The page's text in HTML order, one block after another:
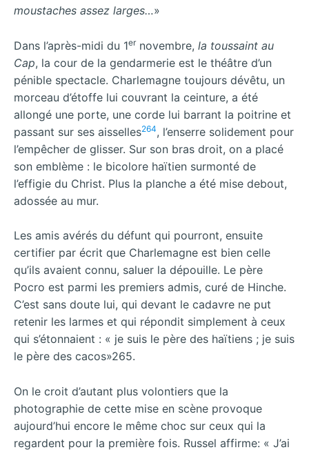
moustaches assez larges…»
Dans l’après-midi du 1er novembre, la toussaint au
Cap, la cour de la gendarmerie est le théâtre d’un
pénible spectacle. Charlemagne toujours dévêtu, un
morceau d’étoffe lui couvrant la ceinture, a été
allongé une porte, une corde lui barrant la poitrine et
passant sur ses aisselles264, l’enserre solidement pour
l’empêcher de glisser. Sur son bras droit, on a placé
son emblème : le bicolore haïtien surmonté de
l’effigie du Christ. Plus la planche a été mise debout,
adossée au mur.
Les amis avérés du défunt qui pourront, ensuite
certifier par écrit que Charlemagne est bien celle
qu’ils avaient connu, saluer la dépouille. Le père
Pocro est parmi les premiers admis, curé de Hinche.
C’est sans doute lui, qui devant le cadavre ne put
retenir les larmes et qui répondit simplement à ceux
qui s’étonnaient : « je suis le père des haïtiens ; je suis
le père des cacos»265.
On le croit d’autant plus volontiers que la
photographie de cette mise en scène provoque
aujourd’hui encore le même choc sur ceux qui la
regardent pour la première fois. Russel affirme: « J’ai